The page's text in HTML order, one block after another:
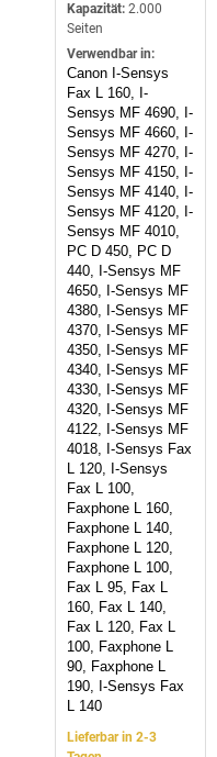
Kapazität: 2.000
Seiten
Verwendbar in:
Canon I-Sensys
Fax L 160, I-
Sensys MF 4690, I-
Sensys MF 4660, I-
Sensys MF 4270, I-
Sensys MF 4150, I-
Sensys MF 4140, I-
Sensys MF 4120, I-
Sensys MF 4010,
PC D 450, PC D
440, I-Sensys MF
4650, I-Sensys MF
4380, I-Sensys MF
4370, I-Sensys MF
4350, I-Sensys MF
4340, I-Sensys MF
4330, I-Sensys MF
4320, I-Sensys MF
4122, I-Sensys MF
4018, I-Sensys Fax
L 120, I-Sensys
Fax L 100,
Faxphone L 160,
Faxphone L 140,
Faxphone L 120,
Faxphone L 100,
Fax L 95, Fax L
160, Fax L 140,
Fax L 120, Fax L
100, Faxphone L
90, Faxphone L
190, I-Sensys Fax
L 140
Lieferbar in 2-3